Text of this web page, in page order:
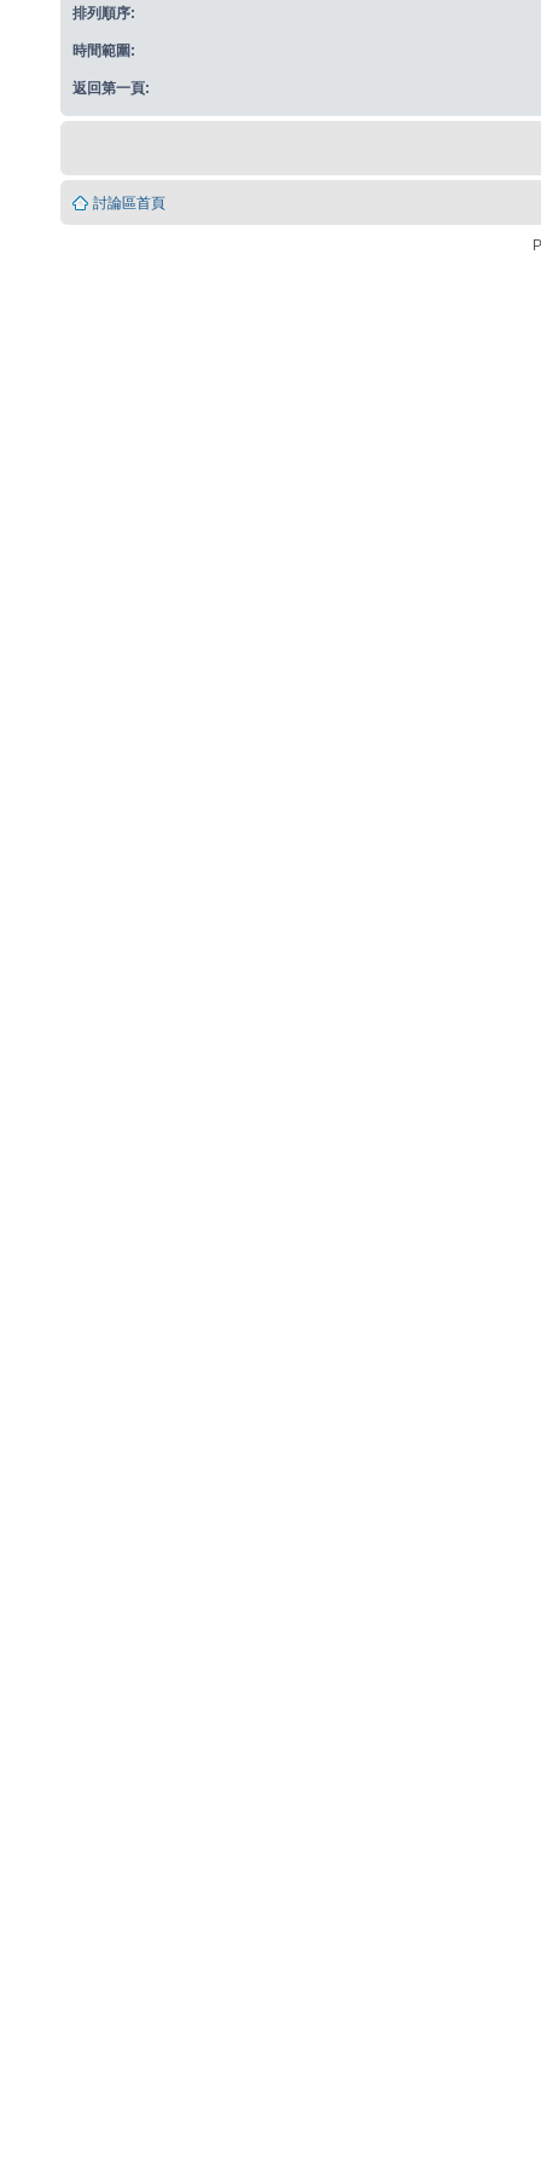
排列順序:
時間範圍:
返回第一頁:
討論區首頁